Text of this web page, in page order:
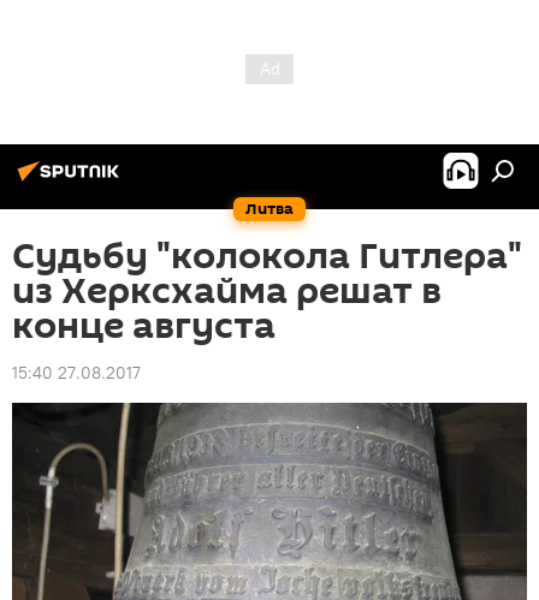
Литва
Судьбу "колокола Гитлера"
из Херксхайма решат в
конце августа
15:40 27.08.2017